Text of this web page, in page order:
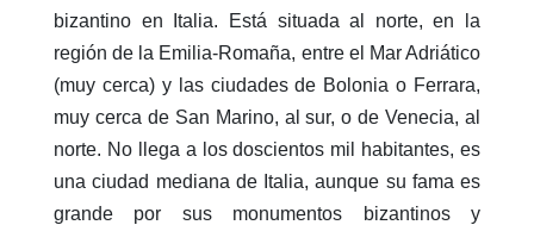
bizantino en Italia. Está situada al norte, en la
región de la Emilia-Romaña, entre el Mar Adriático
(muy cerca) y las ciudades de Bolonia o Ferrara,
muy cerca de San Marino, al sur, o de Venecia, al
norte. No llega a los doscientos mil habitantes, es
una ciudad mediana de Italia, aunque su fama es
grande por sus monumentos bizantinos y